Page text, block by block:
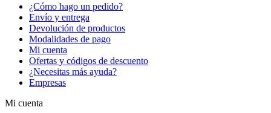
¿Cómo hago un pedido?
Envío y entrega
Devolución de productos
Modalidades de pago
Mi cuenta
Ofertas y códigos de descuento
¿Necesitas más ayuda?
Empresas
Mi cuenta